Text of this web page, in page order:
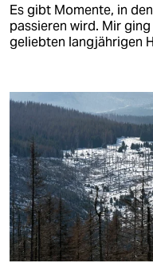
Es gibt Momente, in
passieren wird. Mir
geliebten langjährigen